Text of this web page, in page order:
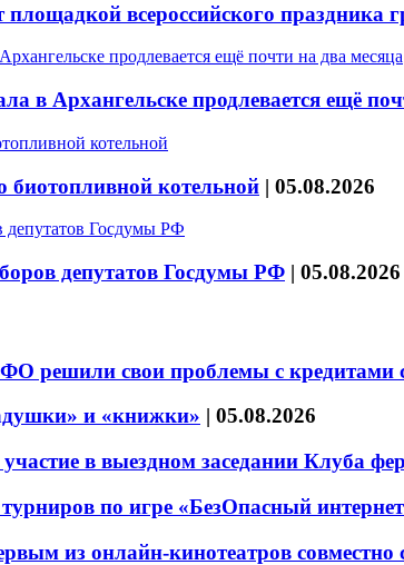
площадкой всероссийского праздника
в Архангельске продлевается ещё
биотопливной котельной | 05.08.2026
депутатов Госдумы РФ | 05.08.2026
решили свои проблемы с
и «книжки» | 05.08.2026
в выездном заседании Клуба
по игре «БезОпасный
из онлайн-кинотеатров